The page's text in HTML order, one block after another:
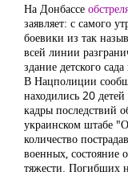
На Донбассе
заявляет: с самого
боевики из так
всей линии
здание детского
В Нацполиции
находились 20
кадры последствий
украинском штабе
количество
военных, состояние
тяжести. Погибших